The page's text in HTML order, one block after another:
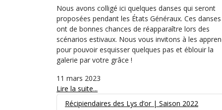
Nous avons colligé ici quelques danses qui seront
proposées pendant les États Généraux. Ces danses
ont de bonnes chances de réapparaître lors des
scénarios estivaux. Nous vous invitons à les
pour pouvoir esquisser quelques pas et éblouir la
galerie par votre grâce !
11 mars 2023
Lire la suite...
Récipiendaires des Lys d’or | Saison 2022